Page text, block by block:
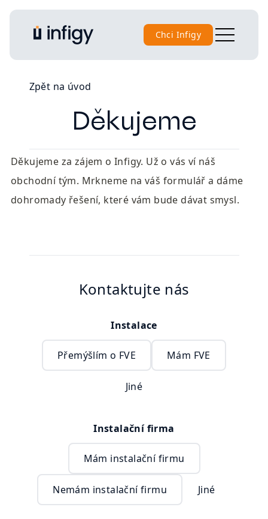
Chci Infigy
Zpět na úvod
Děkujeme
Děkujeme za zájem o Infigy. Už o vás ví náš
obchodní tým. Mrkneme na váš formulář a dáme
dohromady řešení, které vám bude dávat smysl.
Kontaktujte nás
Instalace
Přemýšlím o FVE Mám FVE
Jiné
Instalační firma
Mám instalační firmu
Nemám instalační firmu Jiné